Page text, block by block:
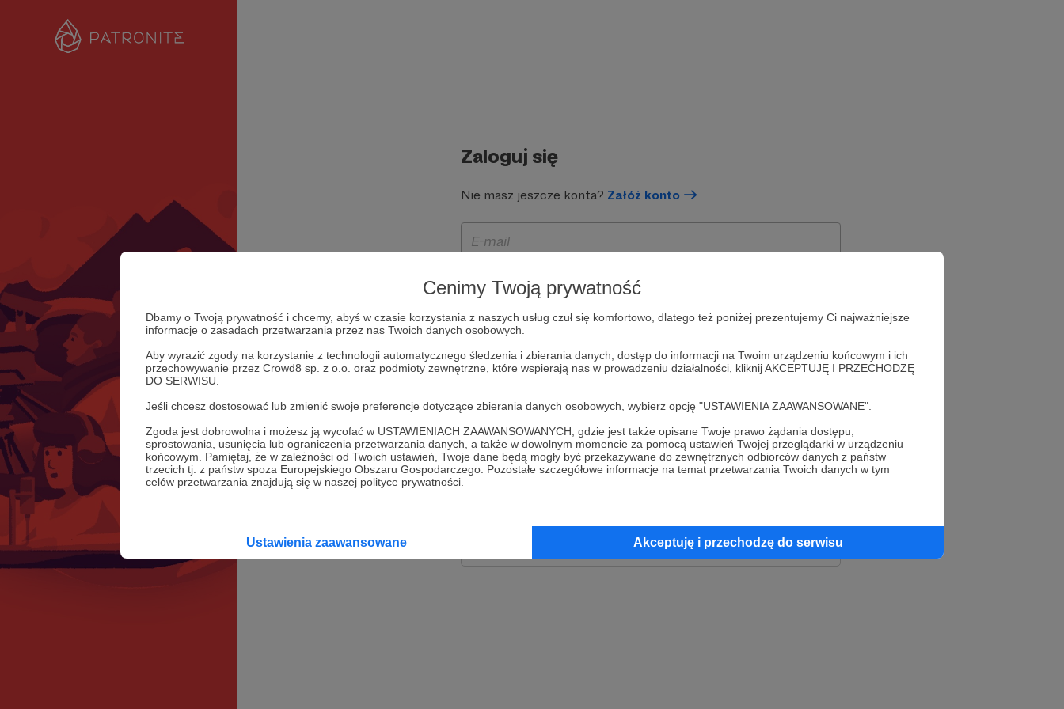
Cenimy Twoją prywatność
Dbamy o Twoją prywatność i chcemy, abyś w czasie korzystania z naszych usług czuł się komfortowo, dlatego też poniżej prezentujemy Ci najważniejsze
informacje o zasadach przetwarzania przez nas Twoich danych osobowych.
Aby wyrazić zgody na korzystanie z technologii automatycznego śledzenia i zbierania danych, dostęp do informacji na Twoim urządzeniu końcowym i ich
przechowywanie przez Crowd8 sp. z o.o. oraz podmioty zewnętrzne, które wspierają nas w prowadzeniu działalności, kliknij AKCEPTUJĘ I PRZECHODZĘ
DO SERWISU.
Jeśli chcesz dostosować lub zmienić swoje preferencje dotyczące zbierania danych osobowych, wybierz opcję "USTAWIENIA ZAAWANSOWANE".
Zgoda jest dobrowolna i możesz ją wycofać w USTAWIENIACH ZAAWANSOWANYCH, gdzie jest także opisane Twoje prawo żądania dostępu,
sprostowania, usunięcia lub ograniczenia przetwarzania danych, a także w dowolnym momencie za pomocą ustawień Twojej przeglądarki w urządzeniu
końcowym. Pamiętaj, że w zależności od Twoich ustawień, Twoje dane będą mogły być przekazywane do zewnętrznych odbiorców danych z państw
trzecich tj. z państw spoza Europejskiego Obszaru Gospodarczego. Pozostałe szczegółowe informacje na temat przetwarzania Twoich danych w tym
celów przetwarzania znajdują się w naszej polityce prywatności.
Ustawienia zaawansowane Akceptuję i przechodzę do serwisu
Zaloguj się
Nie masz jeszcze konta? Załóż konto
Zapamiętaj mnie
lub
Kontynuuj z Apple